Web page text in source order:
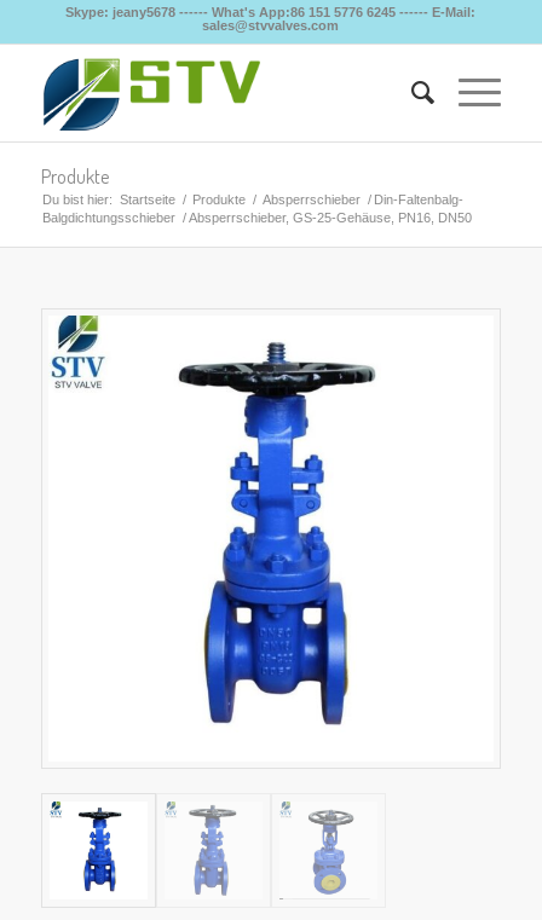
Skype: jeany5678 ------ What's App:86 151 5776 6245 ------ E-Mail:
sales@stvvalves.com
Produkte
Du bist hier: Startseite / Produkte / Absperrschieber /
Balgdichtungsschieber /
Din-Faltenbalg-
Absperrschieber, GS-25-Gehäuse, PN16, DN50